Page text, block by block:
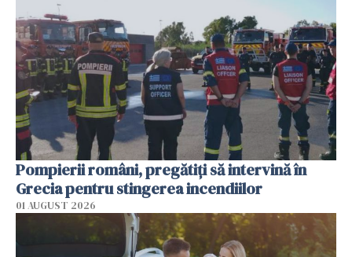
Pompierii români, pregătiţi să intervină în
Grecia pentru stingerea incendiilor
01 AUGUST 2026